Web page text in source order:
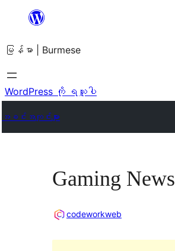
အကြောင်းအရာ
ကျော်သွား
ရန်
မြန်မာ | Burmese
WordPress ကို ရယူပါ
အခင်းအကျင်းများ
Gaming News
codeworkweb